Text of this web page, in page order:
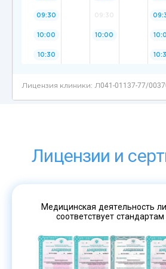
Лицензии и
Медицинская деятельность
соответствует